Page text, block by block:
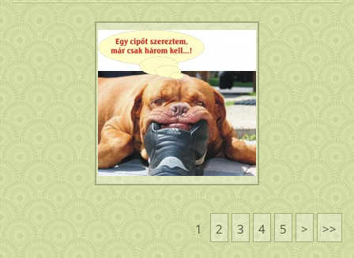
1 2 3 4 5 > >>